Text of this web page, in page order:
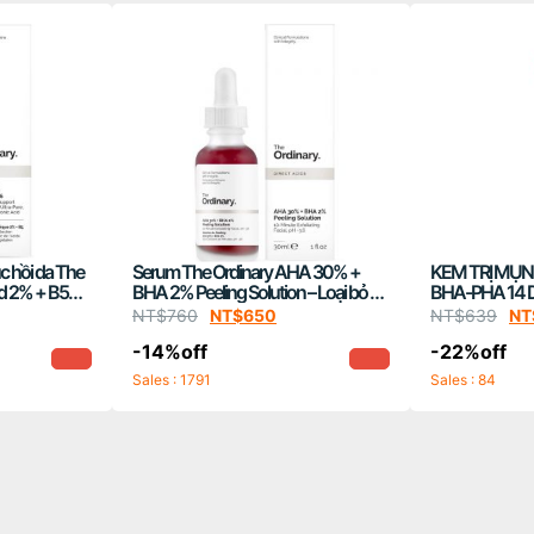
hồi da The
2% + B5
Serum The Ordinary AHA 30% +
BHA 2% Peeling Solution – Loại bỏ da
chết
NT$760 NT$650
-14%off
Sales : 1791
KEM TRỊ
BHA-PHA 14
MIRACLE
NT$639
-22%off
Sales : 84